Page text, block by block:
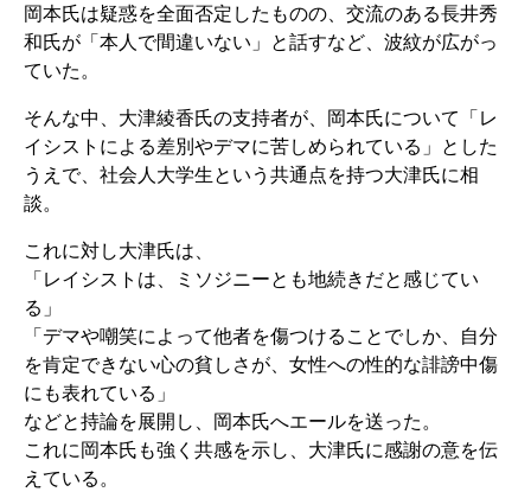
岡本氏は疑惑を全面否定したものの、交流のある長井秀
和氏が「本人で間違いない」と話すなど、波紋が広がっ
ていた。
そんな中、大津綾香氏の支持者が、岡本氏について「レ
イシストによる差別やデマに苦しめられている」とした
うえで、社会人大学生という共通点を持つ大津氏に相
談。
これに対し大津氏は、
「レイシストは、ミソジニーとも地続きだと感じてい
る」
「デマや嘲笑によって他者を傷つけることでしか、自分
を肯定できない心の貧しさが、女性への性的な誹謗中傷
にも表れている」
などと持論を展開し、岡本氏へエールを送った。
これに岡本氏も強く共感を示し、大津氏に感謝の意を伝
えている。